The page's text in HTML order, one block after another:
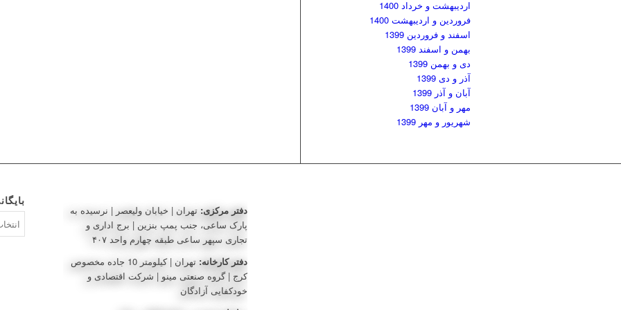
اردیبهشت و خرداد 1400
فروردین و اردیبهشت 1400
اسفند و فروردین 1399
بهمن و اسفند 1399
دی و بهمن 1399
آذر و دی 1399
آبان و آذر 1399
مهر و آبان 1399
شهریور و مهر 1399
دفتر مرکزی: تهران | خیابان ولیعصر | نرسیده به
پارک ساعی، جنب پمپ بنزین | برج اداری و
تجاری سپهر ساعی طبقه چهارم واحد ۴۰۷
دفتر کارخانه:
تهران | کیلومتر 10 جاده مخصوص
کرج | گروه صنعتی مینو | شرکت اقتصادی و
خودکفایی آزادگان